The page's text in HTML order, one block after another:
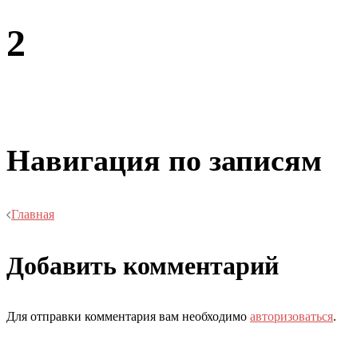
2
Навигация по записям
Главная
Добавить комментарий
Для отправки комментария вам необходимо авторизоваться.